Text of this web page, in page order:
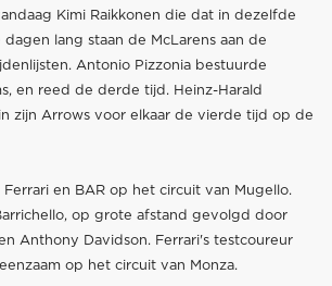
Kimi Raikkonen die dat in dezelfde
lang staan de McLarens aan de
Antonio Pizzonia bestuurde
en reed de derde tijd. Heinz-Harald
zijn Arrows voor elkaar de vierde tijd op de
en BAR op het circuit van Mugello.
op grote afstand gevolgd door
Anthony Davidson. Ferrari's testcoureur
op het circuit van Monza.